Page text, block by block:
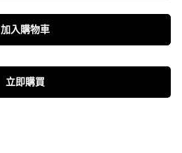
加入購物車
立即購買